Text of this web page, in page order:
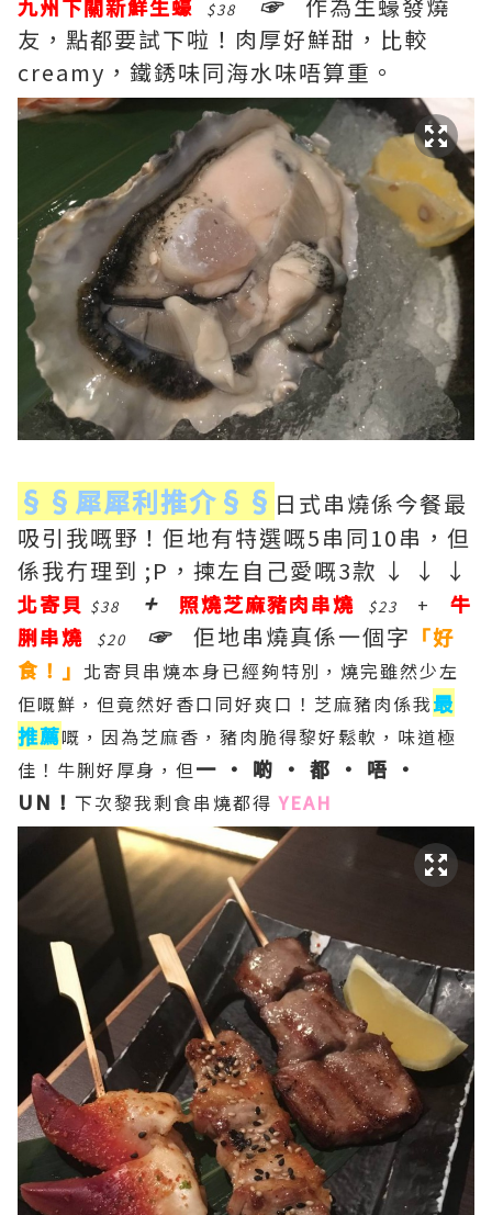
九州下關新鮮生蠔 $38
友，點都要試下啦！肉厚好鮮甜，比較
creamy，鐵銹味同海水味唔算重。
§ § 犀犀利推介 § § 日式串燒係今餐最
吸引我嘅野！佢地有特選嘅5串同10串，但
係我冇理到 ;P，揀左自己愛嘅3款 ↓ ↓ ↓
北寄貝 $38 + 照燒芝麻豬肉串燒 $23 +
牛
脷串燒
$20 ☞ 佢地串燒真係一個字 「好
食！」 北寄貝串燒本身已經夠特別，燒完雖然少左
佢嘅鮮，但竟然好香口同好爽口！芝麻豬肉係我最
推薦嘅，因為芝麻香，豬肉脆得黎好鬆軟，味道極
佳！牛脷好厚身，但一 ‧ 啲 ‧ 都 ‧ 唔 ‧
UN！ 下次黎我剩食串燒都得 YEAH